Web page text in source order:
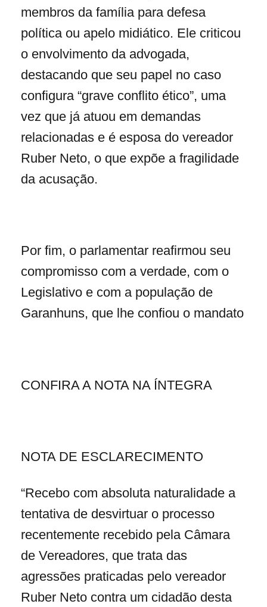
membros da família para defesa
política ou apelo midiático. Ele criticou
o envolvimento da advogada,
destacando que seu papel no caso
configura “grave conflito ético”, uma
vez que já atuou em demandas
relacionadas e é esposa do vereador
Ruber Neto, o que expõe a fragilidade
da acusação.
Por fim, o parlamentar reafirmou seu
compromisso com a verdade, com o
Legislativo e com a população de
Garanhuns, que lhe confiou o mandato
CONFIRA A NOTA NA ÍNTEGRA
NOTA DE ESCLARECIMENTO
“Recebo com absoluta naturalidade a
tentativa de desvirtuar o processo
recentemente recebido pela Câmara
de Vereadores, que trata das
agressões praticadas pelo vereador
Ruber Neto contra um cidadão desta